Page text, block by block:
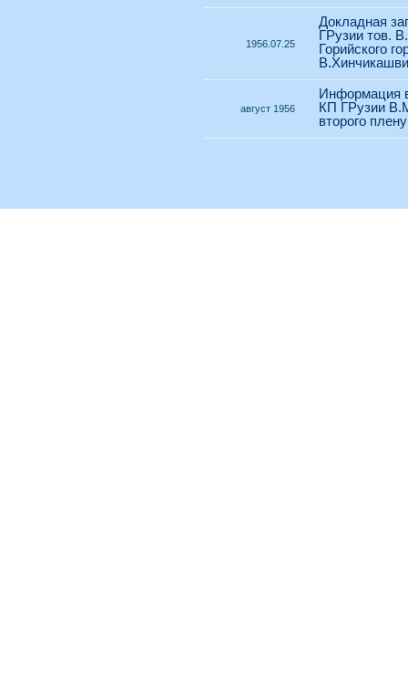
1956.07.25
Докладная
ГРузии тов.
Горийского
август 1956
Информация
КП ГРузии
второго